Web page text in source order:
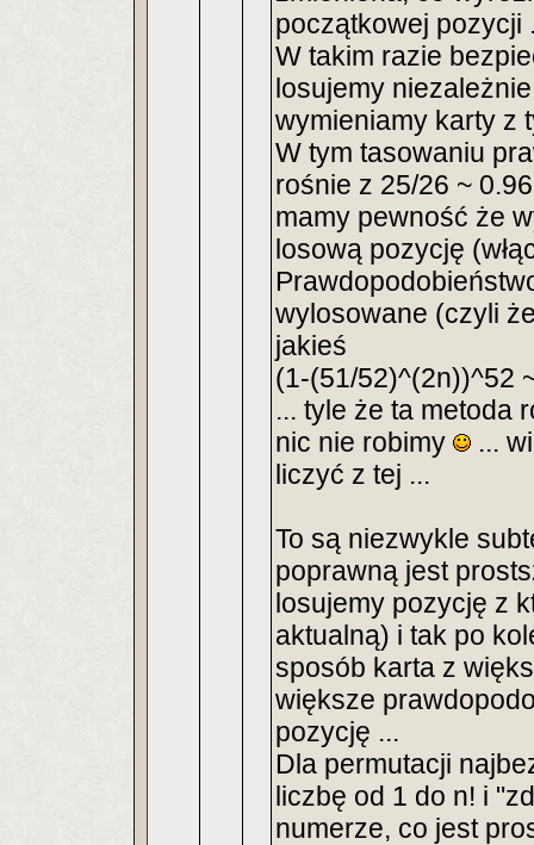
początkowej pozycji
W takim razie
losujemy
wymieniamy karty z
W tym tasowaniu
rośnie z 25/26 ~
mamy pewność że
losową pozycję
wylosowane (czyli
jakieś
(1-(51/52)^(2n))^52
... tyle że ta metoda
nic nie robimy
...
liczyć z tej ...
To są niezwykle
poprawną jest
losujemy pozycję z
aktualną) i tak po
sposób karta z
większe
pozycję ...
Dla permutacji
liczbę od 1 do n! i
numerze, co jest